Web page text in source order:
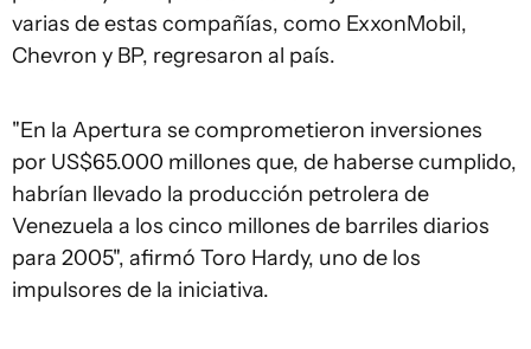
varias de estas compañías, como ExxonMobil,
Chevron y BP, regresaron al país.
"En la Apertura se comprometieron inversiones
por US$65.000 millones que, de haberse cumplido,
habrían llevado la producción petrolera de
Venezuela a los cinco millones de barriles diarios
para 2005", afirmó Toro Hardy, uno de los
impulsores de la iniciativa.